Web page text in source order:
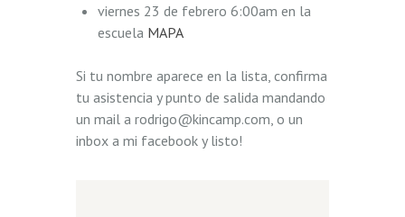
viernes 23 de febrero 6:00am en la
escuela MAPA
Si tu nombre aparece en la lista, confirma
tu asistencia y punto de salida mandando
un mail a rodrigo@kincamp.com, o un
inbox a mi facebook y listo!